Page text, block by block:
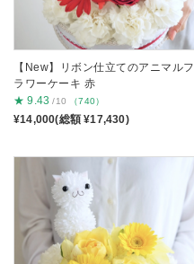
【New】リボン仕立てのアニマルフ
ラワーケーキ 赤
★ 9.43 /10 （740）
¥14,000(総額 ¥17,430)